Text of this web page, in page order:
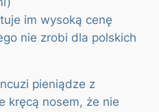
im wysoką cenę
nie zrobi dla polskich
pieniądze z
kręcą nosem, że nie